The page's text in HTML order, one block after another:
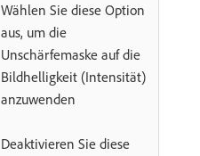
Wählen Sie diese Option
aus, um die
Unschärfemaske auf die
Bildhelligkeit (Intensität)
anzuwenden
Deaktivieren Sie diese